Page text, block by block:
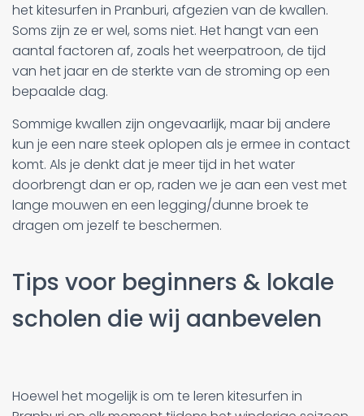
het kitesurfen in Pranburi, afgezien van de kwallen.
Soms zijn ze er wel, soms niet. Het hangt van een
aantal factoren af, zoals het weerpatroon, de tijd
van het jaar en de sterkte van de stroming op een
bepaalde dag.
Sommige kwallen zijn ongevaarlijk, maar bij andere
kun je een nare steek oplopen als je ermee in contact
komt. Als je denkt dat je meer tijd in het water
doorbrengt dan er op, raden we je aan een vest met
lange mouwen en een legging/dunne broek te
dragen om jezelf te beschermen.
Tips voor beginners & lokale
scholen die wij aanbevelen
Hoewel het mogelijk is om te leren kitesurfen in